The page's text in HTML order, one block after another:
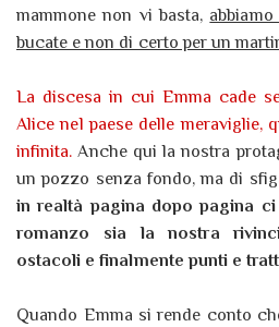
mammone non vi basta,
bucate e non di certo per un
La discesa in cui Emma cade
Alice nel paese delle meraviglie,
infinita.Anche qui la nostra
un pozzo senza fondo, ma di
in realtà pagina dopo pagina
romanzo sia la nostra
ostacoli e finalmente punti e
Quando Emma si rende conto